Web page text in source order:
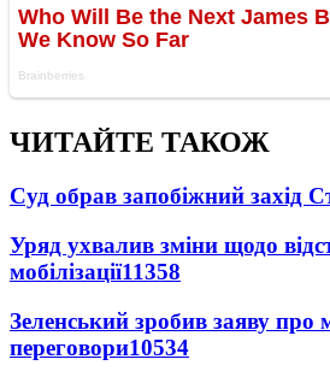
ЧИТАЙТЕ ТАКОЖ
Суд обрав запобіжний захід
Уряд ухвалив зміни щодо
мобілізації11358
Зеленський зробив заяву про
переговори10534